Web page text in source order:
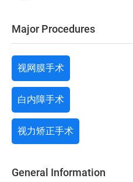
Major Procedures
视网膜手术
白内障手术
视力矫正手术
General Information